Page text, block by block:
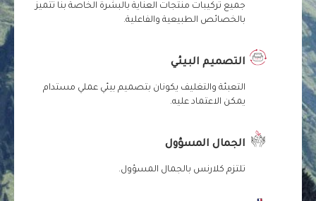
جميع تركيبات منتجات العناية بالبشرة الخاصة بنا تتميز
بالخصائص الطبيعية والفاعلية.
التصميم البيئي
التعبئة والتغليف يكونان بتصميم بيئي عملي مستدام
يمكن الاعتماد عليه.
الجمال المسؤول
تلتزم كلارنس بالجمال المسؤول.